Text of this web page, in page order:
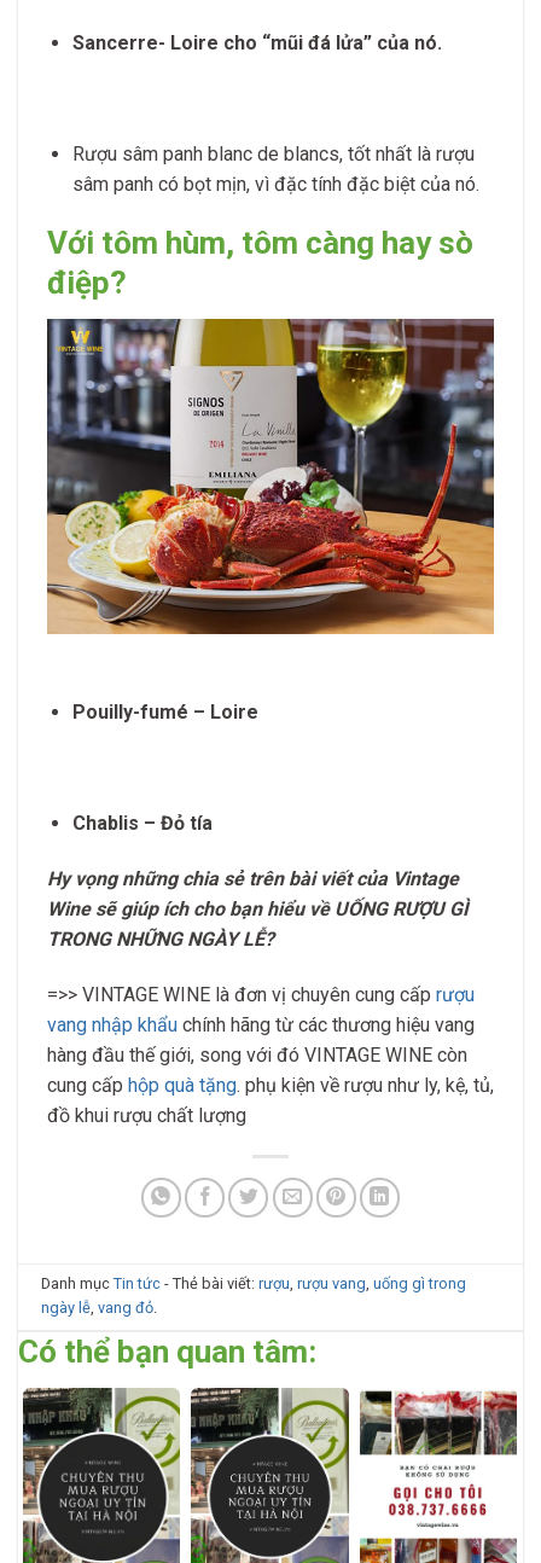
Sancerre- Loire cho “mũi đá lửa” của nó.
Rượu sâm panh blanc de blancs, tốt nhất là rượu
sâm panh có bọt mịn, vì đặc tính đặc biệt của nó.
Với tôm hùm, tôm càng hay sò
điệp?
Pouilly-fumé – Loire
Chablis – Đỏ tía
Hy vọng những chia sẻ trên bài viết của Vintage
Wine sẽ giúp ích cho bạn hiểu về UỐNG RƯỢU GÌ
TRONG NHỮNG NGÀY LỄ?
=>> VINTAGE WINE là đơn vị chuyên cung cấp rượu
vang nhập khẩu chính hãng từ các thương hiệu vang
hàng đầu thế giới, song với đó VINTAGE WINE còn
cung cấp hộp quà tặng. phụ kiện về rượu như ly, kệ, tủ,
đồ khui rượu chất lượng
Danh mụcTin tức - Thẻ bài viết:rượu ,rượu vang ,uống gì trong
ngày lễ ,vang đỏ
Có thể bạn quan tâm: